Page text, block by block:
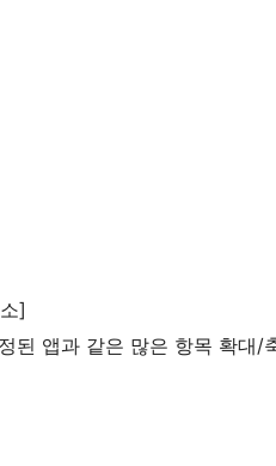
]
된 앱과 같은 많은 항목 확대/